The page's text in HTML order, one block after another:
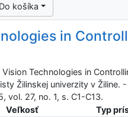
Do košíka
in
Vision Technologies in
Žilinskej univerzity v Žiline.
vol. 27, no. 1, s. C1-C13.
Veľkosť
Typ